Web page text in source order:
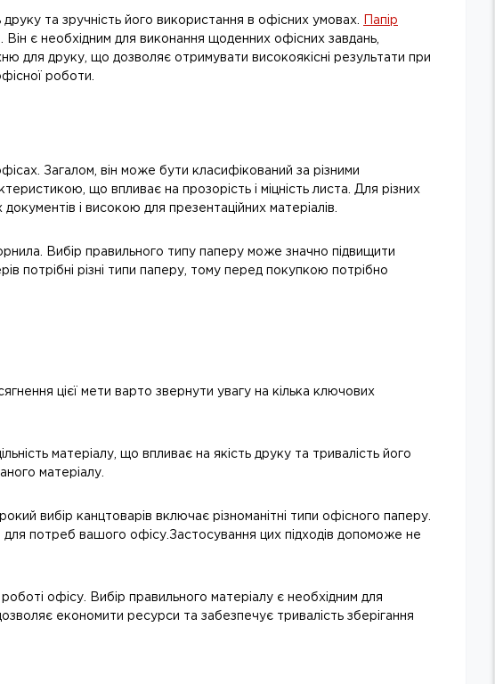
та зручність його використання в офісних умовах.
Папір
є необхідним для виконання щоденних офісних завдань,
для друку, що дозволяє отримувати високоякісні результати при
роботи.
Загалом, він може бути класифікований за різними
що впливає на прозорість і міцність листа. Для різних
і високою для презентаційних матеріалів.
Вибір правильного типу паперу може значно підвищити
потрібні різні типи паперу, тому перед покупкою потрібно
цієї мети варто звернути увагу на кілька ключових
матеріалу, що впливає на якість друку та тривалість його
матеріалу.
вибір канцтоварів включає різноманітні типи офісного паперу.
потреб вашого офісу.Застосування цих підходів допоможе не
офісу. Вибір правильного матеріалу є необхідним для
економити ресурси та забезпечує тривалість зберігання